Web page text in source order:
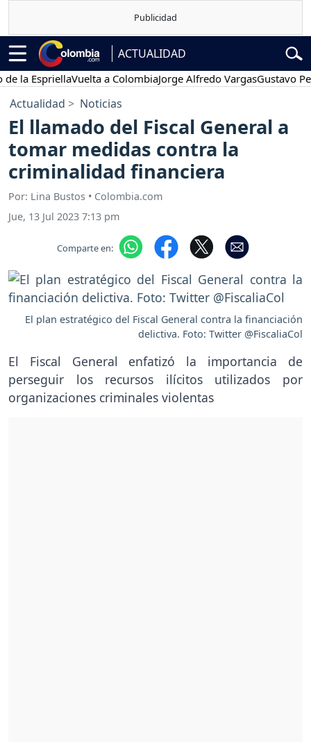
ACTUALIDAD
EspriellaVuelta a ColombiaJorge Alfredo VargasGustavo Petro
Actualidad Noticias
El llamado del Fiscal General a
tomar medidas contra la
criminalidad financiera
Por: Lina Bustos • Colombia.com
Jue, 13 Jul 2023 7:13 pm
Comparte en:
El plan estratégico del Fiscal General contra la financiación
delictiva. Foto: Twitter @FiscaliaCol
El Fiscal General enfatizó la importancia de
perseguir los recursos ilícitos utilizados por
organizaciones criminales violentas